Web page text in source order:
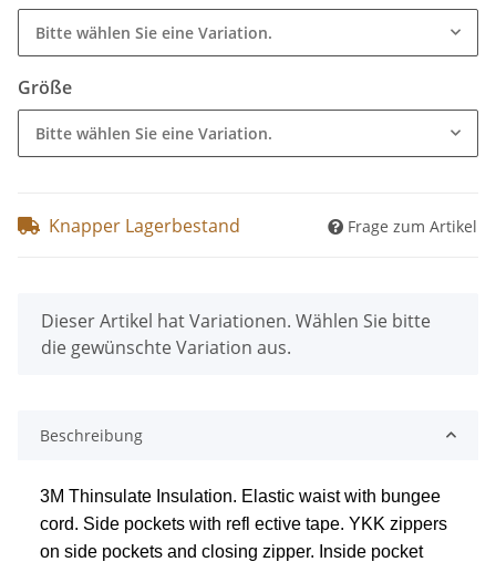
Bitte wählen Sie eine Variation.
Größe
Bitte wählen Sie eine Variation.
Knapper Lagerbestand Frage zum Artikel
x
Dieser Artikel hat Variationen. Wählen Sie bitte
die gewünschte Variation aus.
Beschreibung
3M Thinsulate Insulation. Elastic waist with bungee
cord. Side pockets with refl ective tape. YKK zippers
on side pockets and closing zipper. Inside pocket